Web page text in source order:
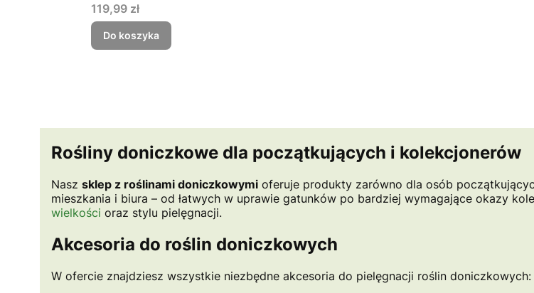
Cena
119,99 zł
Do koszyka
Rośliny doniczkowe dla początkujących i kolekcjonerów
Nasz sklep z roślinami doniczkowymi oferuje produkty zarówno dla osób
mieszkania i biura – od łatwych w uprawie gatunków po bardziej wymagające okazy
wielkości oraz stylu pielęgnacji.
Akcesoria do roślin doniczkowych
W ofercie znajdziesz wszystkie niezbędne akcesoria do pielęgnacji roślin doniczkowych: